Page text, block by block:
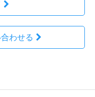
わせる